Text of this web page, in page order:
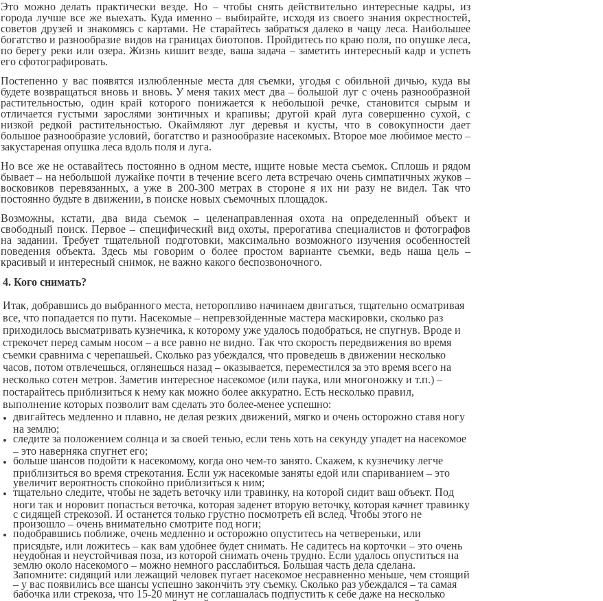
Это можно делать практически везде. Но – чтобы снять действительно интересные кадры, из
города лучше все же выехать. Куда именно – выбирайте, исходя из своего знания окрестностей,
советов друзей и знакомясь с картами. Не старайтесь забраться далеко в чащу леса. Наибольшее
богатство и разнообразие видов на границах биотопов. Пройдитесь по краю поля, по опушке леса,
по берегу реки или озера. Жизнь кишит везде, ваша задача – заметить интересный кадр и успеть
его сфотографировать.
Постепенно у вас появятся излюбленные места для съемки, угодья с обильной дичью, куда вы
будете возвращаться вновь и вновь. У меня таких мест два – большой луг с очень разнообразной
растительностью, один край которого понижается к небольшой речке, становится сырым и
отличается густыми зарослями зонтичных и крапивы; другой край луга совершенно сухой, с
низкой редкой растительностью. Окаймляют луг деревья и кусты, что в совокупности дает
большое разнообразие условий, богатство и разнообразие насекомых. Второе мое любимое место –
закустареная опушка леса вдоль поля и луга.
Но все же не оставайтесь постоянно в одном месте, ищите новые места съемок. Сплошь и рядом
бывает – на небольшой лужайке почти в течение всего лета встречаю очень симпатичных жуков –
восковиков перевязанных, а уже в 200-300 метрах в стороне я их ни разу не видел. Так что
постоянно будьте в движении, в поиске новых съемочных площадок.
Возможны, кстати, два вида съемок – целенаправленная охота на определенный объект и
свободный поиск. Первое – специфический вид охоты, прерогатива специалистов и фотографов
на задании. Требует тщательной подготовки, максимально возможного изучения особенностей
поведения объекта. Здесь мы говорим о более простом варианте съемки, ведь наша цель –
красивый и интересный снимок, не важно какого беспозвоночного.
4. Кого снимать?
Итак, добравшись до выбранного места, неторопливо начинаем двигаться, тщательно осматривая
все, что попадается по пути. Насекомые – непревзойденные мастера маскировки, сколько раз
приходилось высматривать кузнечика, к которому уже удалось подобраться, не спугнув. Вроде и
стрекочет перед самым носом – а все равно не видно. Так что скорость передвижения во время
съемки сравнима с черепашьей. Сколько раз убеждался, что проведешь в движении несколько
часов, потом отвлечешься, оглянешься назад – оказывается, переместился за это время всего на
несколько сотен метров. Заметив интересное насекомое (или паука, или многоножку и т.п.) –
постарайтесь приблизиться к нему как можно более аккуратно. Есть несколько правил,
выполнение которых позволит вам сделать это более-менее успешно:
двигайтесь медленно и плавно, не делая резких движений, мягко и очень осторожно ставя ногу
на землю;
следите за положением солнца и за своей тенью, если тень хоть на секунду упадет на насекомое
– это наверняка спугнет его;
больше шансов подойти к насекомому, когда оно чем-то занято. Скажем, к кузнечику легче
приблизиться во время стрекотания. Если уж насекомые заняты едой или спариванием – это
увеличит вероятность спокойно приблизиться к ним;
тщательно следите, чтобы не задеть веточку или травинку, на которой сидит ваш объект. Под
ноги так и норовит попасться веточка, которая заденет вторую веточку, которая качнет травинку
с сидящей стрекозой. И останется только грустно посмотреть ей вслед. Чтобы этого не
произошло – очень внимательно смотрите под ноги;
подобравшись поближе, очень медленно и осторожно опуститесь на четвереньки, или
присядьте, или ложитесь – как вам удобнее будет снимать. Не садитесь на корточки – это очень
неудобная и неустойчивая поза, из которой снимать очень трудно. Если удалось опуститься на
землю около насекомого – можно немного расслабиться. Большая часть дела сделана.
Запомните: сидящий или лежащий человек пугает насекомое несравненно меньше, чем стоящий
– у вас появились все шансы успешно закончить эту съемку. Сколько раз убеждался – та самая
бабочка или стрекоза, что 15-20 минут не соглашалась подпустить к себе даже на несколько